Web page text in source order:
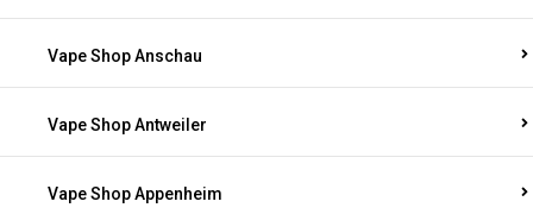
Vape Shop Anschau
Vape Shop Antweiler
Vape Shop Appenheim